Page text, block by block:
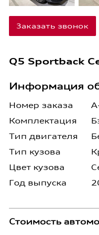
Заказать звонок
Q5 Sportback
Информация
Номер заказа
Комплектация
Тип двигателя
Тип кузова
Цвет кузова
Год выпуска
Стоимость